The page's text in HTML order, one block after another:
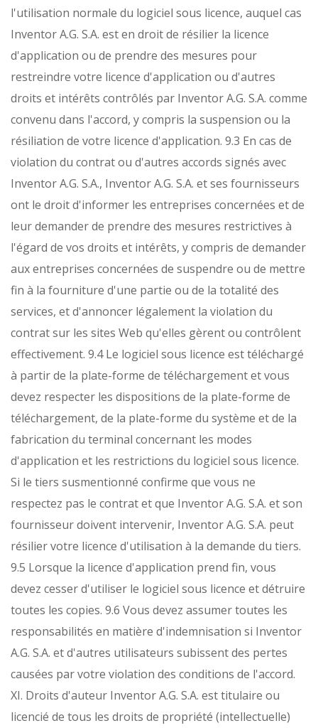
l'utilisation normale du logiciel sous licence, auquel cas
Inventor A.G. S.A. est en droit de résilier la licence
d'application ou de prendre des mesures pour
restreindre votre licence d'application ou d'autres
droits et intérêts contrôlés par Inventor A.G. S.A. comme
convenu dans l'accord, y compris la suspension ou la
résiliation de votre licence d'application. 9.3 En cas de
violation du contrat ou d'autres accords signés avec
Inventor A.G. S.A., Inventor A.G. S.A. et ses fournisseurs
ont le droit d'informer les entreprises concernées et de
leur demander de prendre des mesures restrictives à
l'égard de vos droits et intérêts, y compris de demander
aux entreprises concernées de suspendre ou de mettre
fin à la fourniture d'une partie ou de la totalité des
services, et d'annoncer légalement la violation du
contrat sur les sites Web qu'elles gèrent ou contrôlent
effectivement. 9.4 Le logiciel sous licence est téléchargé
à partir de la plate-forme de téléchargement et vous
devez respecter les dispositions de la plate-forme de
téléchargement, de la plate-forme du système et de la
fabrication du terminal concernant les modes
d'application et les restrictions du logiciel sous licence.
Si le tiers susmentionné confirme que vous ne
respectez pas le contrat et que Inventor A.G. S.A. et son
fournisseur doivent intervenir, Inventor A.G. S.A. peut
résilier votre licence d'utilisation à la demande du tiers.
9.5 Lorsque la licence d'application prend fin, vous
devez cesser d'utiliser le logiciel sous licence et détruire
toutes les copies. 9.6 Vous devez assumer toutes les
responsabilités en matière d'indemnisation si Inventor
A.G. S.A. et d'autres utilisateurs subissent des pertes
causées par votre violation des conditions de l'accord.
XI. Droits d'auteur Inventor A.G. S.A. est titulaire ou
licencié de tous les droits de propriété (intellectuelle)